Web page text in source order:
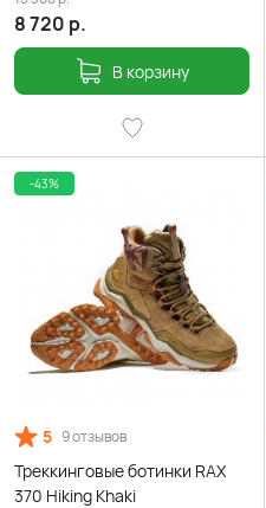
8 720 р.
В корзину
-43%
5 9 отзывов
Треккинговые ботинки RAX
370 Hiking Khaki